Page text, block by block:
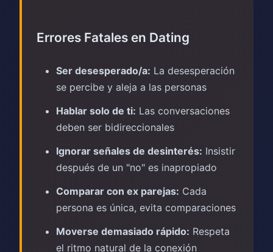
Errores Fatales en Dating
Ser desesperado/a: La desesperación
se percibe y aleja a las personas
Hablar solo de ti: Las conversaciones
deben ser bidireccionales
Ignorar señales de desinterés: Insistir
después de un "no" es inapropiado
Comparar con ex parejas: Cada
persona es única, evita comparaciones
Moverse demasiado rápido: Respeta
el ritmo natural de la conexión